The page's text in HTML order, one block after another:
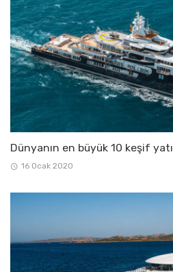
Dünyanın en büyük 10 keşif yatı
16 Ocak 2020